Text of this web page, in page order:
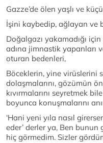
Gazze’de ölen yaşlı ve
İşini kaybedip, ağlayan ve
Doğalgazı yakamadığı
adına jimnastik yapanları
oturan bedenleri,
Böceklerin, yine virüslerini
dolaşmalarını, gözümün
kıvırmalarını seyretmek
boyunca konuşmalarını
‘Hani yeni yıla nasıl
eder’ derler ya, Ben
hiç görmedim. Sizler